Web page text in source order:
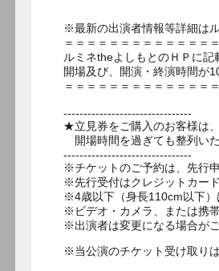
※最新の出演者情報等詳細は
＝＝＝＝＝＝＝＝＝＝＝＝＝
ルミネtheよしもとのＨＰに記
開場及び、開演・終演時間が
＝＝＝＝＝＝＝＝＝＝＝＝＝
--------------------------------
★立見券をご購入のお客様は
開場時間を過ぎても整列い
--------------------------------
※チケットのご予約は、先行
※先行受付はクレジットカー
※4歳以下（身長110cm以下）
※ビデオ・カメラ、または携
※出演者は変更になる場合が
※当公演のチケット受け取り